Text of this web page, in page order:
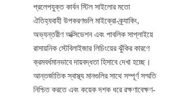
প্রলেপযুক্ত কার্বন স্টিল সাইলোর মতো
ঐতিহ্যবাহী উপকরণগুলি মাইক্রো-ক্র্যাকিং,
অভ্যন্তরীণ অক্সিডেশন এবং পাবলিক সাপ্লাইয়ে
রাসায়নিক স্টেবিলাইজার লিচিংয়ের ঝুঁকির কারণে
ক্রমবর্ধমানভাবে দায়বদ্ধতা হিসাবে দেখা হচ্ছে।
আন্তর্জাতিক স্বাস্থ্য মানগুলির সাথে সম্পূর্ণ সম্মতি
নিশ্চিত করতে এবং কয়েক দশক ধরে রক্ষণাবেক্ষণ-